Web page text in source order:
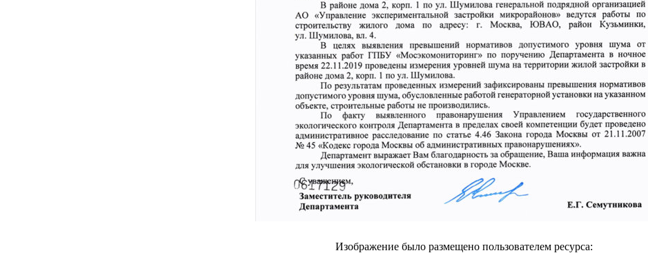
Изображение было размещено пользователем ресурса: